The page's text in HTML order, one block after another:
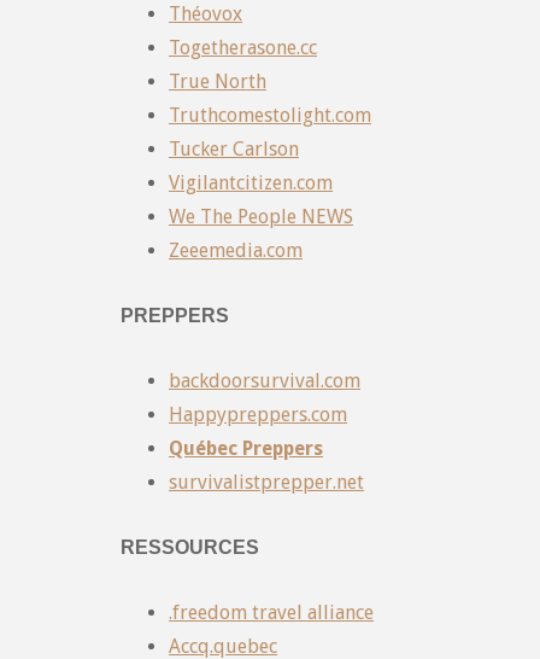
Théovox
Togetherasone.cc
True North
Truthcomestolight.com
Tucker Carlson
Vigilantcitizen.com
We The People NEWS
Zeeemedia.com
PREPPERS
backdoorsurvival.com
Happypreppers.com
Québec Preppers
survivalistprepper.net
RESSOURCES
.freedom travel alliance
Accq.quebec